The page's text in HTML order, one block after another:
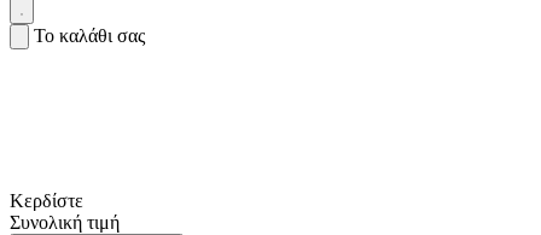
Το καλάθι σας
Κερδίστε
Συνολική τιμή